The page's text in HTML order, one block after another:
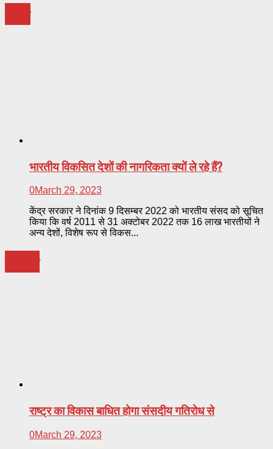
भारतीय विकसित देशों की नागरिकता क्यों ले रहे हैं?
0March 29, 2023
केंद्र सरकार ने दिनांक 9 दिसम्बर 2022 को भारतीय संसद को सूचित
किया कि वर्ष 2011 से 31 अक्टोबर 2022 तक 16 लाख भारतीयों ने
अन्य देशों, विशेष रूप से विकस...
राष्ट्र का विकास बाधित होगा संसदीय गतिरोध से
0March 29, 2023